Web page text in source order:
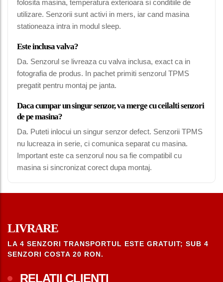
folosita masina, temperatura exterioara si conditiile de
utilizare. Senzorii sunt activi in mers, iar cand masina
stationeaza intra in modul sleep.
Este inclusa valva?
Da. Senzorul se livreaza cu valva inclusa, exact ca in
fotografia de produs. In pachet primiti senzorul TPMS
pregatit pentru montaj pe janta.
Daca cumpar un singur senzor, va merge cu ceilalti senzori
de pe masina?
Da. Puteti inlocui un singur senzor defect. Senzorii TPMS
nu lucreaza in serie, ci comunica separat cu masina.
Important este ca senzorul nou sa fie compatibil cu
masina si sincronizat corect dupa montaj.
LIVRARE
LA 4 SENZORI TRANSPORTUL ESTE GRATUIT; SUB 4
SENZORI COSTA 20 RON.
RELATII CLIENTI